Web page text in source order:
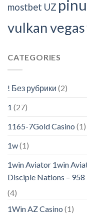
mostbet UZ
vulkan vegas
CATEGORIES
! Без рубрики (2)
1 (27)
1165-7Gold Casino (1)
1w(1)
1win Aviator 1win
Disciple Nations – 958
(4)
1Win AZ Casino (1)